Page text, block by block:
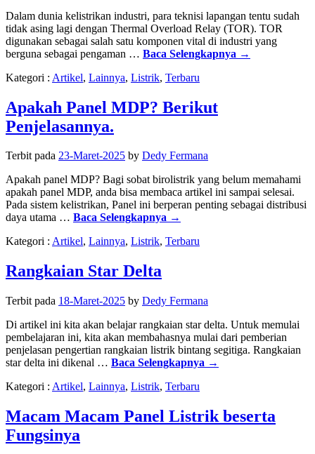
Dalam dunia kelistrikan industri, para teknisi lapangan tentu sudah
tidak asing lagi dengan Thermal Overload Relay (TOR). TOR
digunakan sebagai salah satu komponen vital di industri yang
berguna sebagai pengaman … Baca Selengkapnya →
Kategori : Artikel, Lainnya, Listrik, Terbaru
Apakah Panel MDP? Berikut
Penjelasannya.
Terbit pada 23-Maret-2025 by Dedy Fermana
Apakah panel MDP? Bagi sobat birolistrik yang belum memahami
apakah panel MDP, anda bisa membaca artikel ini sampai selesai.
Pada sistem kelistrikan, Panel ini berperan penting sebagai distribusi
daya utama … Baca Selengkapnya →
Kategori : Artikel, Lainnya, Listrik, Terbaru
Rangkaian Star Delta
Terbit pada 18-Maret-2025 by Dedy Fermana
Di artikel ini kita akan belajar rangkaian star delta. Untuk memulai
pembelajaran ini, kita akan membahasnya mulai dari pemberian
penjelasan pengertian rangkaian listrik bintang segitiga. Rangkaian
star delta ini dikenal … Baca Selengkapnya →
Kategori : Artikel, Lainnya, Listrik, Terbaru
Macam Macam Panel Listrik beserta
Fungsinya